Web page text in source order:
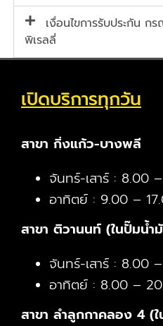
เงื่อนไขการรับประกัน
พิเรลลี่
เปิดบริการทุกวัน
สาขา กิ่งแก้ว-บางพลี
จันทร์-เสาร์ : 8.00
อาทิตย์ : 9.00 –
สาขา ติวานนท์ (ในปั๊มน้ำ
จันทร์-เสาร์ : 8.00
อาทิตย์ : 8.00 –
สาขา ลำลูกกาคลอง 4 (